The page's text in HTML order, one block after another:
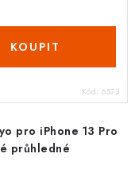
Kód: 6573
pro iPhone 13 Pro
průhledné